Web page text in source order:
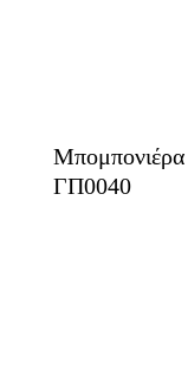
Μπομπονιέρα
ΓΠ0040